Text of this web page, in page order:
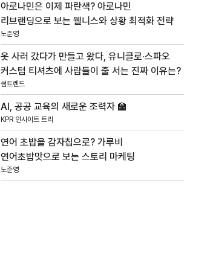
아로나민은 이제 파란색? 아로나민
리브랜딩으로 보는 웰니스와 상황 최적화 전략
노준영
옷 사러 갔다가 만들고 왔다, 유니클로·스파오
커스텀 티셔츠에 사람들이 줄 서는 진짜 이유는?
썸트렌드
AI, 공공 교육의 새로운 조력자 🏫
KPR 인사이트 트리
연어 초밥을 감자칩으로? 가루비
연어초밥맛으로 보는 스토리 마케팅
노준영